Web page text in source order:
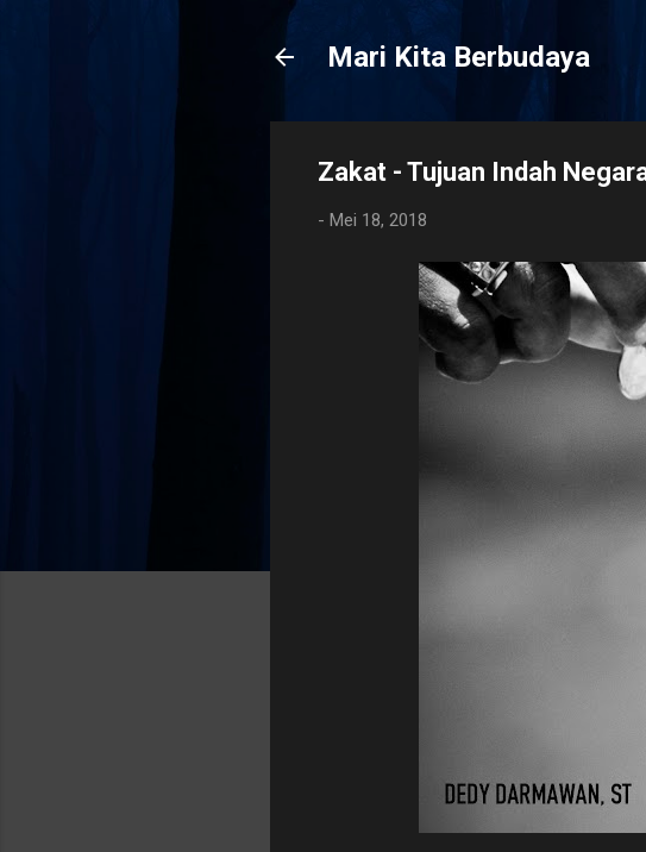
Mari Kita Berbudaya
Zakat - Tujuan Indah
- Mei 18, 2018